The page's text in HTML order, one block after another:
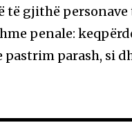
të gjithë
penale:
parash, si